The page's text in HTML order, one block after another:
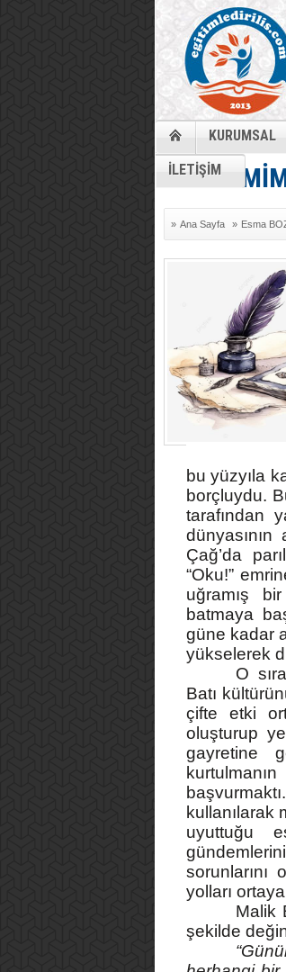
KURUMSAL
İLETİŞİM
» Ana Sayfa » Esma
bu yüzyıla
borçluydu.
tarafından
dünyasının
Çağ’da
“Oku!”
uğramış
batmaya
güne kadar
yükselerek
O
Batı
çifte etki
oluşturup
gayretine
kullanılarak
uyuttuğu
sorunlarını
yolları
Malik
şekilde